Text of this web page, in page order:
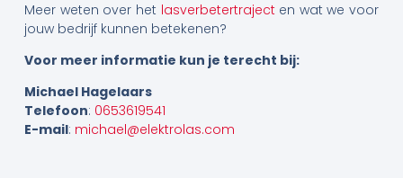
Meer weten over het lasverbetertraject en wat we voor
jouw bedrijf kunnen betekenen?
Voor meer informatie kun je terecht bij:
Michael Hagelaars
Telefoon: 0653619541
E-mail: michael@elektrolas.com